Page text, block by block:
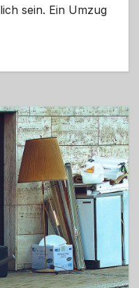
sein. Ein Umzug